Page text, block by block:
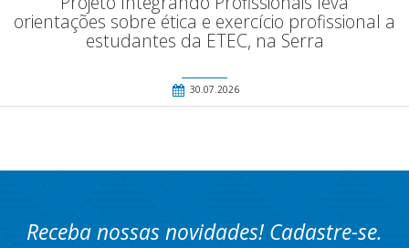
orientações sobre ética e exercício profissional a
estudantes da ETEC, na Serra
30.07.2026
Receba nossas novidades! Cadastre-se.